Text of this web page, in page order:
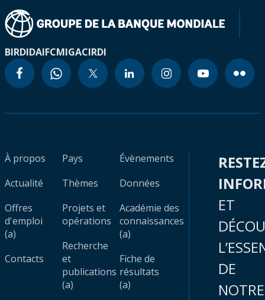
BIRDIDAIFCMIGACIRDI
À propos
Actualité
Offres
d'emploi
(a)
Contacts
Pays
Thèmes
Projets et
opérations
Recherche
et
publications
(a)
Évènements
Données
Académie des
connaissances
(a)
Fiche de
résultats
(a)
ET
DE
NOTRE